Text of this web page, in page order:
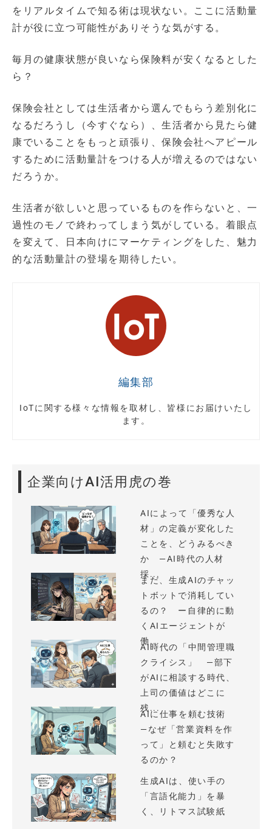
をリアルタイムで知る術は現状ない。ここに活動量
計が役に立つ可能性がありそうな気がする。
毎月の健康状態が良いなら保険料が安くなるとした
ら？
保険会社としては生活者から選んでもらう差別化に
なるだろうし（今すぐなら）、生活者から見たら健
康でいることをもっと頑張り、保険会社へアピール
するために活動量計をつける人が増えるのではない
だろうか。
生活者が欲しいと思っているものを作らないと、一
過性のモノで終わってしまう気がしている。着眼点
を変えて、日本向けにマーケティングをした、魅力
的な活動量計の登場を期待したい。
編集部
IoTに関する様々な情報を取材し、皆様にお届けいたし
ます。
企業向けAI活用虎の巻
AIによって「優秀な人
材」の定義が変化した
ことを、どうみるべき
か —AI時代の人材
採...
まだ、生成AIのチャッ
トボットで消耗してい
るの？ ー自律的に動
くAIエージェントが
働...
AI時代の「中間管理職
クライシス」 —部下
がAIに相談する時代、
上司の価値はどこに
残...
AIに仕事を頼む技術
—なぜ「営業資料を作
って」と頼むと失敗す
るのか？
生成AIは、使い手の
「言語化能力」を暴
く、リトマス試験紙